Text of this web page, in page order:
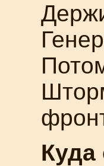
Куда